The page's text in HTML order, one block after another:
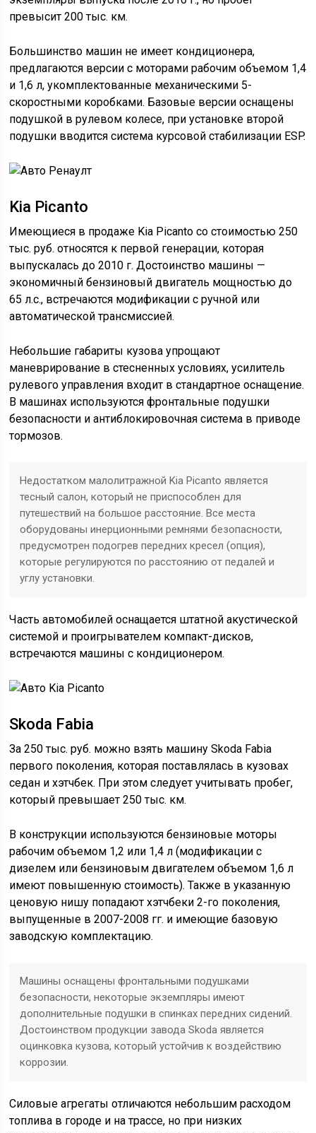
превысит 200 тыс. км.
Большинство машин не имеет кондиционера,
предлагаются версии с моторами рабочим объемом 1,4
и 1,6 л, укомплектованные механическими 5-
скоростными коробками. Базовые версии оснащены
подушкой в рулевом колесе, при установке второй
подушки вводится система курсовой стабилизации ESP.
Kia Picanto
Имеющиеся в продаже Kia Picanto со стоимостью 250
тыс. руб. относятся к первой генерации, которая
выпускалась до 2010 г. Достоинство машины —
экономичный бензиновый двигатель мощностью до
65 л.с., встречаются модификации с ручной или
автоматической трансмиссией.
Небольшие габариты кузова упрощают
маневрирование в стесненных условиях, усилитель
рулевого управления входит в стандартное оснащение.
В машинах используются фронтальные подушки
безопасности и антиблокировочная система в приводе
тормозов.
Недостатком малолитражной Kia Picanto является
тесный салон, который не приспособлен для
путешествий на большое расстояние. Все места
оборудованы инерционными ремнями безопасности,
предусмотрен подогрев передних кресел (опция),
которые регулируются по расстоянию от педалей и
углу установки.
Часть автомобилей оснащается штатной акустической
системой и проигрывателем компакт-дисков,
встречаются машины с кондиционером.
Skoda Fabia
За 250 тыс. руб. можно взять машину Skoda Fabia
первого поколения, которая поставлялась в кузовах
седан и хэтчбек. При этом следует учитывать пробег,
который превышает 250 тыс. км.
В конструкции используются бензиновые моторы
рабочим объемом 1,2 или 1,4 л (модификации с
дизелем или бензиновым двигателем объемом 1,6 л
имеют повышенную стоимость). Также в указанную
ценовую нишу попадают хэтчбеки 2-го поколения,
выпущенные в 2007-2008 гг. и имеющие базовую
заводскую комплектацию.
Машины оснащены фронтальными подушками
безопасности, некоторые экземпляры имеют
дополнительные подушки в спинках передних сидений.
Достоинством продукции завода Skoda является
оцинковка кузова, который устойчив к воздействию
коррозии.
Силовые агрегаты отличаются небольшим расходом
топлива в городе и на трассе, но при низких